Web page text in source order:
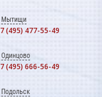
Мытищи
(495) 477-55-49
Одинцово
(495) 666-56-49
Подольск